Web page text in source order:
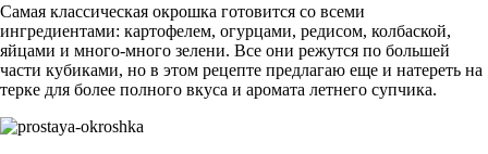
Самая классическая окрошка готовится со всеми
ингредиентами: картофелем, огурцами, редисом, колбаской,
яйцами и много-много зелени. Все они режутся по большей
части кубиками, но в этом рецепте предлагаю еще и натереть на
терке для более полного вкуса и аромата летнего супчика.